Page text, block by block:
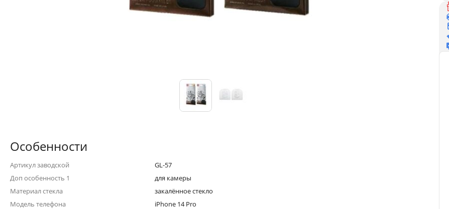
Особенности
Артикул заводской
GL-57
Доп особенность 1
для камеры
Материал стекла
закалённое стекло
Модель телефона
iPhone 14 Pro